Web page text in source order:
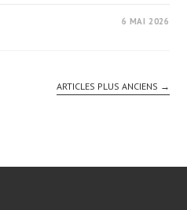
6 MAI 2026
ARTICLES PLUS ANCIENS →